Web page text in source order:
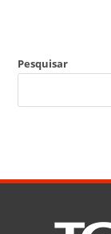
Pesquisar